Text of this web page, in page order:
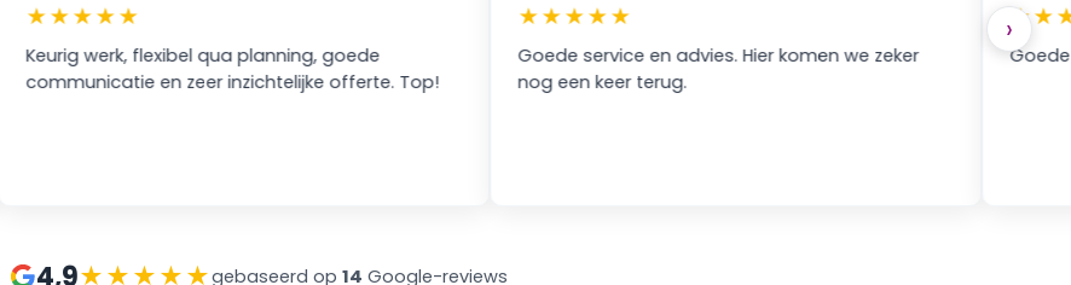
★★★★★
Keurig werk, flexibel qua planning, goede
communicatie en zeer inzichtelijke offerte. Top!
★★★★★
Goede service en advies. Hier komen we zeker
nog een keer terug.
›
4,9★★★★★gebaseerd op 14 Google-reviews